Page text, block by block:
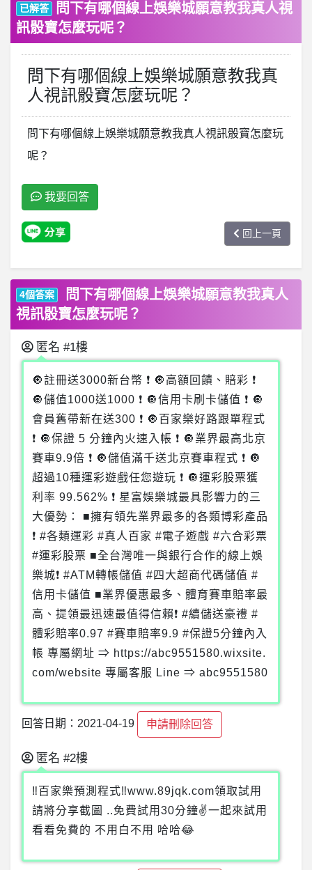
已解答
問下有哪個線上娛樂城願意教我真人視
訊骰寶怎麼玩呢？
問下有哪個線上娛樂城願意教我真
人視訊骰寶怎麼玩呢？
問下有哪個線上娛樂城願意教我真人視訊骰寶怎麼玩
呢？
我要回答
回上一頁
4個答案
問下有哪個線上娛樂城願意教我真人
視訊骰寶怎麼玩呢？
匿名 #1樓
🔘註冊送3000新台幣 ❗ 🔘高額回饋、賠彩 ❗
🔘儲值1000送1000 ❗ 🔘信用卡刷卡儲值 ❗ 🔘
會員舊帶新在送300 ❗ 🔘百家樂好路跟單程式
❗ 🔘保證 5 分鐘內火速入帳 ❗ 🔘業界最高北京
賽車9.9倍 ❗ 🔘儲值滿千送北京賽車程式 ❗ 🔘
超過10種運彩遊戲任您遊玩 ❗ 🔘運彩股票獲
利率 99.562% ❗ 星富娛樂城最具影響力的三
大優勢： ■擁有領先業界最多的各類博彩產品
❗ #各類運彩 #真人百家 #電子遊戲 #六合彩票
#運彩股票 ■全台灣唯一與銀行合作的線上娛
樂城❗ #ATM轉帳儲值 #四大超商代碼儲值 #
信用卡儲值 ■業界優惠最多、體育賽車賠率最
高、提領最迅速最值得信賴❗ #續儲送豪禮 #
體彩賠率0.97 #賽車賠率9.9 #保證5分鐘內入
帳 專屬網址 ⇒ https://abc9551580.wixsite.
com/website 專屬客服 Line ⇒ ​abc9551580
回答日期：2021-04-19 申請刪除回答
匿名 #2樓
‼百家樂預測程式‼www.89jqk.com領取試用
請將分享截圖 ..免費試用30分鐘✌一起來試用
看看免費的 不用白不用 哈哈😂